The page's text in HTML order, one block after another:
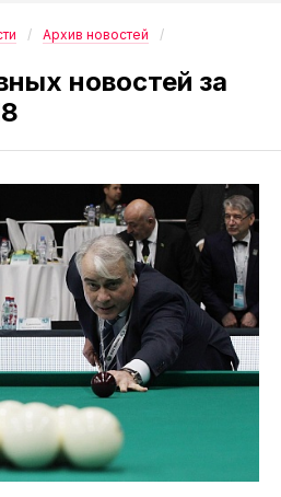
Архив новостей
новостей за